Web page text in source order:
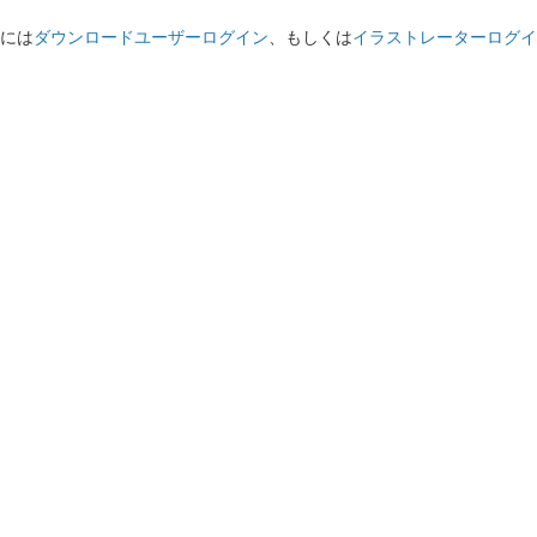
はダウンロードユーザーログイン 、もしくはイラストレーターログ